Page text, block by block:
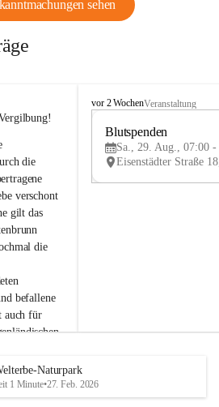
sehen
die
verschont
gilt das
die
befallene
auch für
oder
Bitte
Winzer
B
e
u
e
d
vor 2 WochenVeranstaltung
Blutspenden
Sa., 29. Aug., 07:00 -
Naturpark
1 Minute•27. Feb. 2026